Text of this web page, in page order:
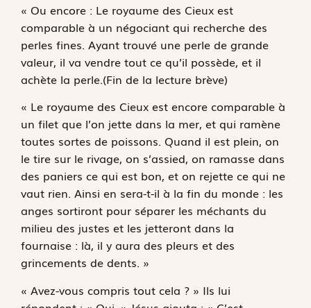
« Ou encore : Le royaume des Cieux est
comparable à un négociant qui recherche des
perles fines. Ayant trouvé une perle de grande
valeur, il va vendre tout ce qu’il possède, et il
achète la perle.(Fin de la lecture brève)
« Le royaume des Cieux est encore comparable à
un filet que l’on jette dans la mer, et qui ramène
toutes sortes de poissons. Quand il est plein, on
le tire sur le rivage, on s’assied, on ramasse dans
des paniers ce qui est bon, et on rejette ce qui ne
vaut rien. Ainsi en sera-t-il à la fin du monde : les
anges sortiront pour séparer les méchants du
milieu des justes et les jetteront dans la
fournaise : là, il y aura des pleurs et des
grincements de dents. »
« Avez-vous compris tout cela ? » Ils lui